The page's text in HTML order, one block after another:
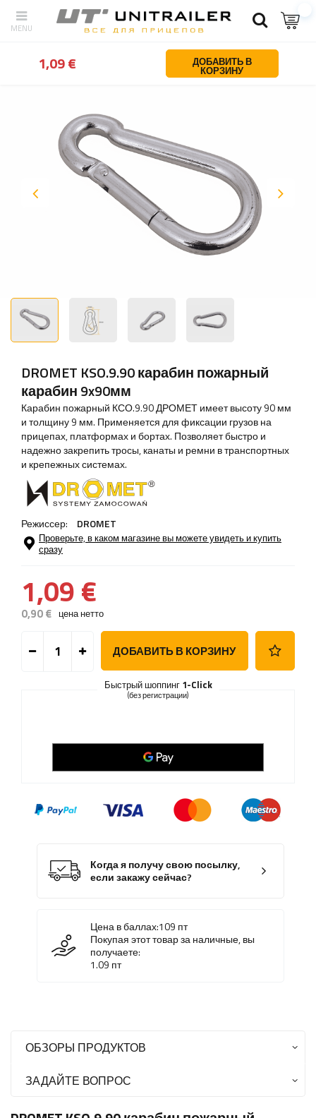
Назад Дом Запчасти для прицепов Замки и петли для
DROMET KSO.9.90 карабин пожарный
карабин 9x90мм
Карабин пожарный КСО.9.90 ДРОМЕТ имеет высоту 90 мм
и толщину 9 мм. Применяется для фиксации грузов на
прицепах, платформах и бортах. Позволяет быстро и
надежно закрепить тросы, канаты и ремни в транспортных
и крепежных системах.
Режиссер: DROMET
Проверьте, в каком магазине вы можете увидеть и купить
сразу
1,09 €
0,90 € цена нетто
ДОБАВИТЬ В КОРЗИНУ
Быстрый шоппинг 1-Click
(без регистрации)
Когда я получу свою посылку,
если закажу сейчас?
Цена в баллах:109 пт
Покупая этот товар за наличные, вы
получаете:
1.09 пт
1,09 € ДОБАВИТЬ В
КОРЗИНУ
ОБЗОРЫ ПРОДУКТОВ
ЗАДАЙТЕ ВОПРОС